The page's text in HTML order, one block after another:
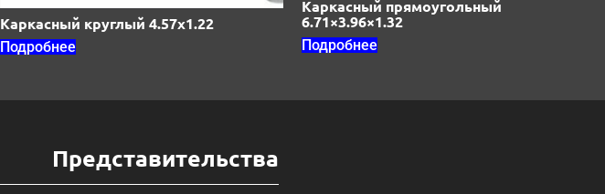
Каркасный круглый 4.57х1.22
Подробнее
Каркасный прямоугольный
6.71×3.96×1.32
Подробнее
Представительства